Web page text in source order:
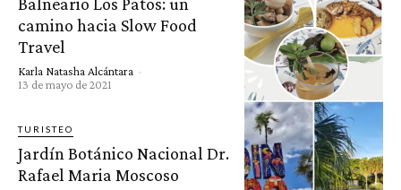
camino hacia Slow Food
Travel
Karla Natasha Alcántara -
13 de mayo de 2021
TURISTEO
Jardín Botánico Nacional Dr.
Rafael Maria Moscoso